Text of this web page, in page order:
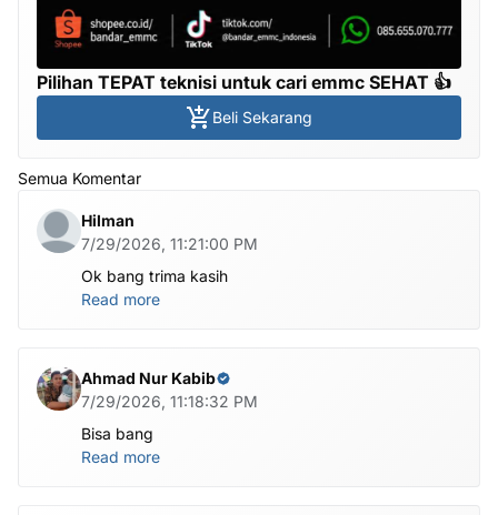
Pilihan TEPAT teknisi untuk cari emmc SEHAT 👍
Beli Sekarang
Semua Komentar
Hilman
7/29/2026, 11:21:00 PM
Ok bang trima kasih
Read more
Ahmad Nur Kabib
7/29/2026, 11:18:32 PM
Bisa bang
Read more